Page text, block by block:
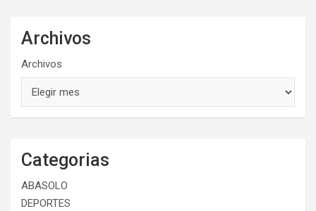
Archivos
Archivos
Categorias
ABASOLO
DEPORTES